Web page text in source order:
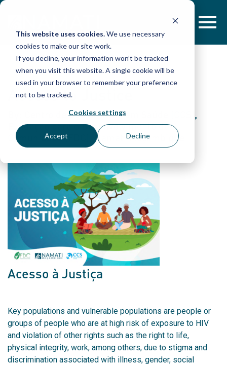
This website uses cookies.We use necessary
cookies to make our site work.
If you decline, your information won’t be tracked
when you visit this website. A single cookie will be
used in your browser to remember your preference
not to be tracked.
Cookies settings
Accept Decline
Skip
Access to Justice
By: Centro de Colaboração em Saúde (CCS),
Fundação para o Desenvolvimento da
Comunidade (FDC), Namati Moçambique
Acesso à Justiça
Key populations and vulnerable populations are people or
groups of people who are at high risk of exposure to HIV
and violation of other rights such as the right to life,
physical integrity, work, among others, due to stigma and
discrimination associated with illness, gender, social